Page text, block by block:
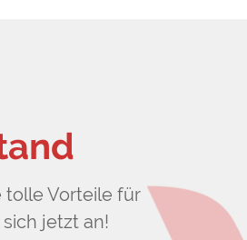
tolle Vorteile für
jetzt an!